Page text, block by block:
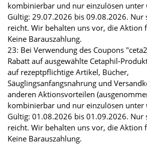
kombinierbar und nur einzulösen unter
Gültig: 29.07.2026 bis 09.08.2026. Nur
reicht. Wir behalten uns vor, die Aktion
Keine Barauszahlung.
23: Bei Verwendung des Coupons
Rabatt auf ausgewählte Cetaphil-
auf rezeptpflichtige Artikel, Bücher,
Säuglingsanfangsnahrung und
anderen Aktionsvorteilen
kombinierbar und nur einzulösen unter
Gültig: 01.08.2026 bis 01.09.2026. Nur
reicht. Wir behalten uns vor, die Aktion
Keine Barauszahlung.